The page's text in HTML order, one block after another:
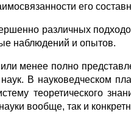
его
различных
наблюдений и опытов.
менее полно
наук. В науковедческом
теоретического
вообще, так и